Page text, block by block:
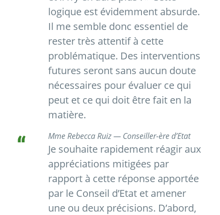
logique est évidemment absurde.
Il me semble donc essentiel de
rester très attentif à cette
problématique. Des interventions
futures seront sans aucun doute
nécessaires pour évaluer ce qui
peut et ce qui doit être fait en la
matière.
Mme Rebecca Ruiz — Conseiller-ère d’Etat
Je souhaite rapidement réagir aux
appréciations mitigées par
rapport à cette réponse apportée
par le Conseil d’Etat et amener
une ou deux précisions. D’abord,